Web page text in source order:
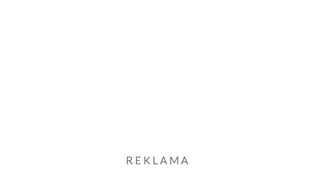
R E K L A M A